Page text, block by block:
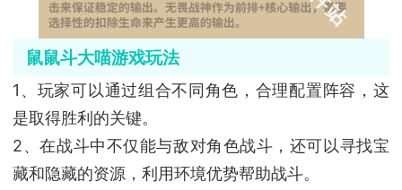
鼠鼠斗大喵游戏玩法
1、玩家可以通过组合不同角色，合理配置阵容，这
是取得胜利的关键。
2、在战斗中不仅能与敌对角色战斗，还可以寻找宝
藏和隐藏的资源，利用环境优势帮助战斗。